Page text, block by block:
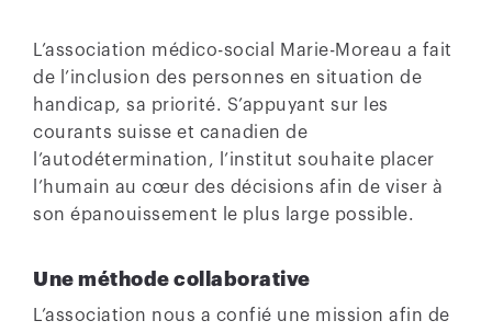
L’association médico-social Marie-Moreau a fait
de l’inclusion des personnes en situation de
handicap, sa priorité. S’appuyant sur les
courants suisse et canadien de
l’autodétermination, l’institut souhaite placer
l’humain au cœur des décisions afin de viser à
son épanouissement le plus large possible.
Une méthode collaborative
L’association nous a confié une mission afin de